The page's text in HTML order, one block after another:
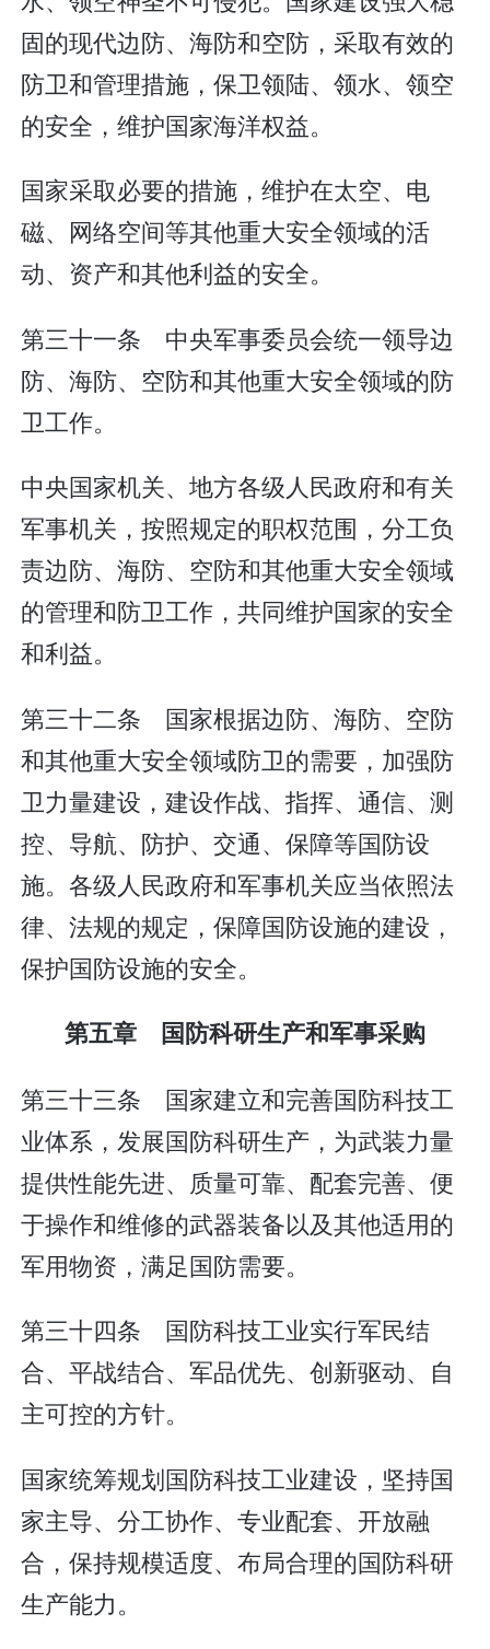
固的现代边防、海防和空防，采取有效的
防卫和管理措施，保卫领陆、领水、领空
的安全，维护国家海洋权益。
国家采取必要的措施，维护在太空、电
磁、网络空间等其他重大安全领域的活
动、资产和其他利益的安全。
第三十一条 中央军事委员会统一领导边
防、海防、空防和其他重大安全领域的防
卫工作。
中央国家机关、地方各级人民政府和有关
军事机关，按照规定的职权范围，分工负
责边防、海防、空防和其他重大安全领域
的管理和防卫工作，共同维护国家的安全
和利益。
第三十二条 国家根据边防、海防、空防
和其他重大安全领域防卫的需要，加强防
卫力量建设，建设作战、指挥、通信、测
控、导航、防护、交通、保障等国防设
施。各级人民政府和军事机关应当依照法
律、法规的规定，保障国防设施的建设，
保护国防设施的安全。
第五章 国防科研生产和军事采购
第三十三条 国家建立和完善国防科技工
业体系，发展国防科研生产，为武装力量
提供性能先进、质量可靠、配套完善、便
于操作和维修的武器装备以及其他适用的
军用物资，满足国防需要。
第三十四条 国防科技工业实行军民结
合、平战结合、军品优先、创新驱动、自
主可控的方针。
国家统筹规划国防科技工业建设，坚持国
家主导、分工协作、专业配套、开放融
合，保持规模适度、布局合理的国防科研
生产能力。